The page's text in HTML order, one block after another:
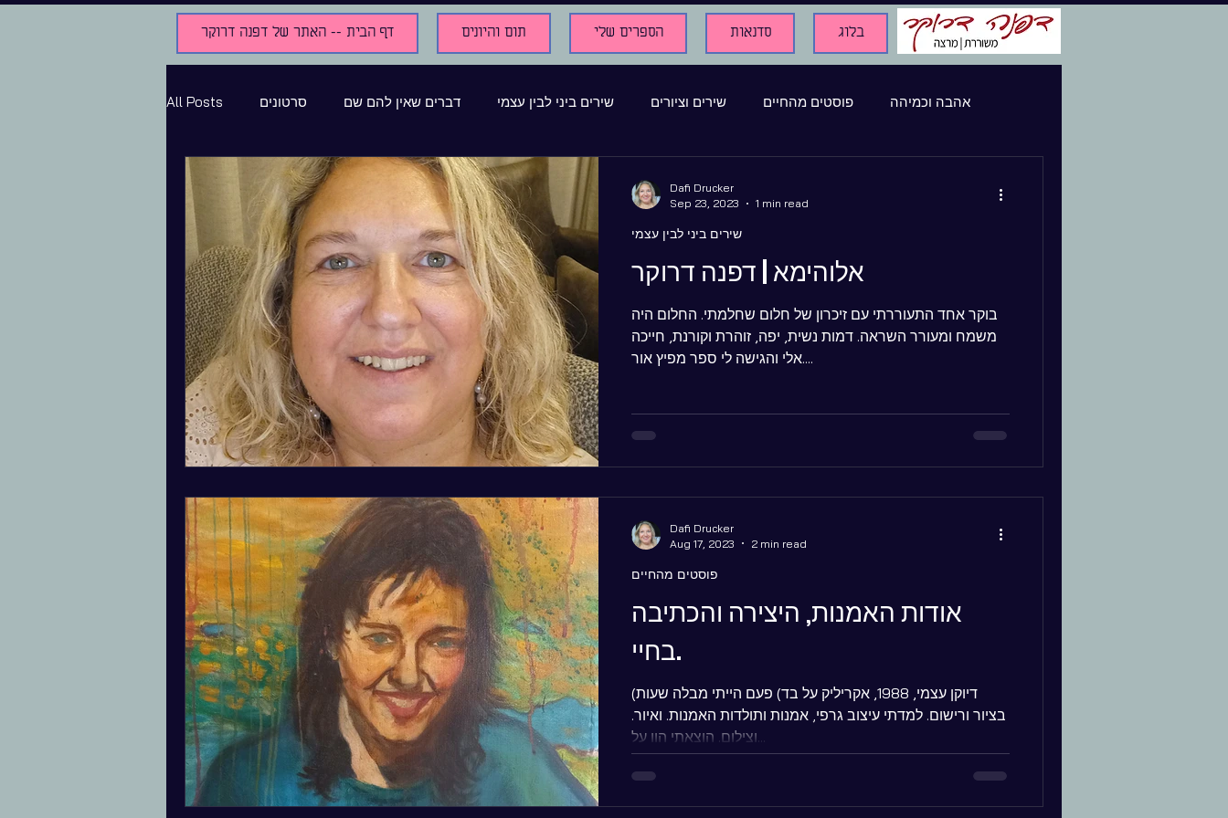
דף הבית -- האתר של דפנה דרוקר תום והיונים הספרים שלי סדנאות בלוג
All Posts סרטונים דברים שאין להם שם שירים ביני לבין עצמי שירים וציורים פוסטים מהחיים אהבה וכמיהה
ילדות והתבגרות שירים מולחנים ומוקלטים פרסומים בכתבי עת
שירים בהשפעת המצב חדשות אימהות שיר מתוך תמונה
מלחמה קטגוריה ללא שם מוזיקה שירי אהבה English translations כתבות היסטוריה
אלוהימא | דפנה דרוקר
בוקר אחד התעוררתי עם זיכרון של חלום שחלמתי. החלום היה
משמח ומעורר השראה. דמות נשית, יפה, זוהרת וקורנת, חייכה
אלי והגישה לי ספר מפיץ אור....
שירים ביני לבין עצמי
Dafi Drucker
Sep 23, 2023
1 min read
אודות האמנות, היצירה והכתיבה
בחיי.
(דיוקן עצמי, 1988, אקריליק על בד) פעם הייתי מבלה שעות
בציור ורישום. למדתי עיצוב גרפי, אמנות ותולדות האמנות. ואיור.
פוסטים מהחיים
Dafi Drucker
Aug 17, 2023
2 min read